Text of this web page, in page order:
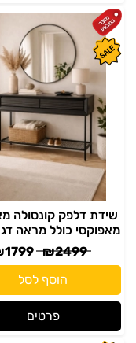
שידת דלפק קונסולה
מאפוקסי כולל מראה
₪2499
1799
הוסף לסל
פרטים